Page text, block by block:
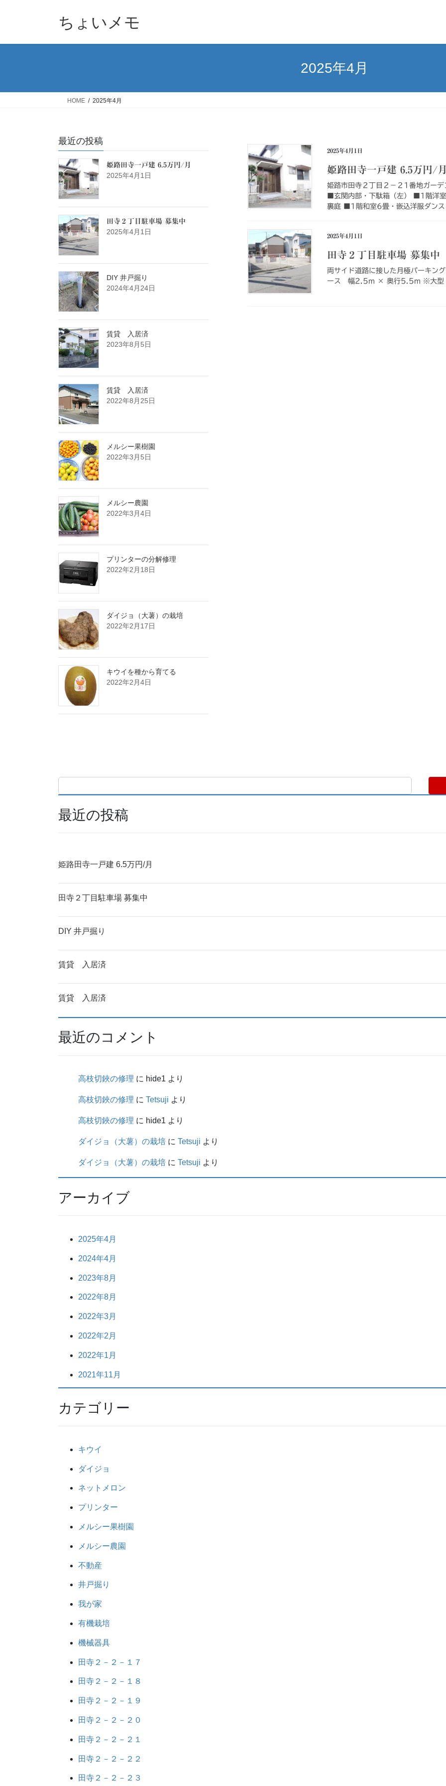
ちょいメモ
2025年4月
HOME 2025年4月
2025年4月1日
姫路田寺一戸建 6.5万円/
姫路市田寺２丁目２－２1番地ガー
■玄関内部・下駄箱（左） ■1階洋
裏庭 ■1階和室6畳・嵌込洋服ダン
2025年4月1日
田寺２丁目駐車場 募集中
両サイド道路に接した月極パーキン
ース 幅2.5m × 奥行5.5m ※大型ト
最近の投稿
姫路田寺一戸建 6.5万円/月
2025年4月1日
田寺２丁目駐車場 募集中
2025年4月1日
DIY 井戸掘り
2024年4月24日
賃貸 入居済
2023年8月5日
賃貸 入居済
2022年8月25日
メルシー果樹園
2022年3月5日
メルシー農園
2022年3月4日
プリンターの分解修理
2022年2月18日
ダイジョ（大薯）の栽培
2022年2月17日
キウイを種から育てる
2022年2月4日
最近の投稿
姫路田寺一戸建 6.5万円/月
田寺２丁目駐車場 募集中
DIY 井戸掘り
賃貸 入居済
賃貸 入居済
最近のコメント
高枝切鋏の修理 に hide1 より
高枝切鋏の修理 に Tetsuji より
高枝切鋏の修理 に hide1 より
ダイジョ（大薯）の栽培 に Tetsuji より
ダイジョ（大薯）の栽培 に Tetsuji より
アーカイブ
2025年4月
2024年4月
2023年8月
2022年8月
2022年3月
2022年2月
2022年1月
2021年11月
カテゴリー
キウイ
ダイジョ
ネットメロン
プリンター
メルシー果樹園
メルシー農園
不動産
井戸掘り
我が家
有機栽培
機械器具
田寺２－２－１７
田寺２－２－１８
田寺２－２－１９
田寺２－２－２０
田寺２－２－２１
田寺２－２－２２
田寺２－２－２３